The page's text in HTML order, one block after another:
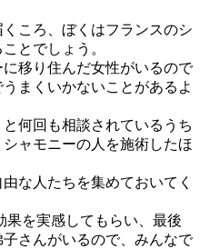
ころ、ぼくはフランスのシ
とでしょう。
移り住んだ女性がいるので
まくいかないことがあるよ
何回も相談されているうち
ャモニーの人を施術したほ
な人たちを集めておいてく
果を実感してもらい、最後
さんがいるので、みんなで